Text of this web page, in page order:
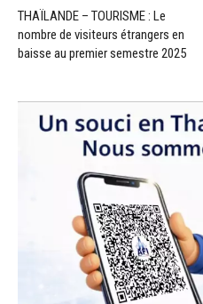
THAÏLANDE – TOURISME : Le
nombre de visiteurs étrangers en
baisse au premier semestre 2025